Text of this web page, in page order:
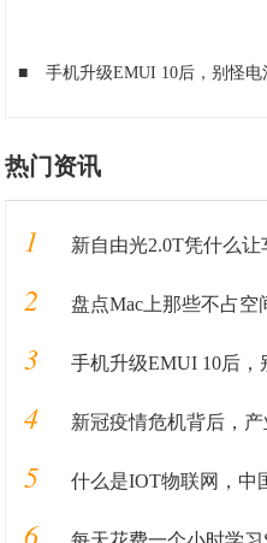
■ 手机升级EMUI 10后，别怪
热门资讯
1 新自由光2.0T凭什么
2 盘点Mac上那些不占空
3 手机升级EMUI 10后，别怪
4 新冠疫情危机背后，产业互联
5 什么是IOT物联网，中国物联
6